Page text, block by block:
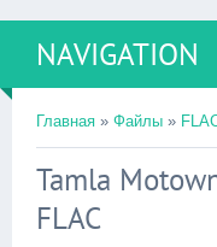
NAVIGATION
Главная » Файлы »
Tamla
FLAC